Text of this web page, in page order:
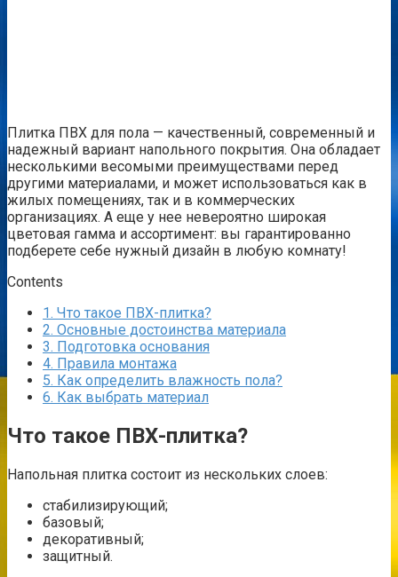
Плитка ПВХ для пола — качественный, современный и
надежный вариант напольного покрытия. Она обладает
несколькими весомыми преимуществами перед
другими материалами, и может использоваться как в
жилых помещениях, так и в коммерческих
организациях. А еще у нее невероятно широкая
цветовая гамма и ассортимент: вы гарантированно
подберете себе нужный дизайн в любую комнату!
Contents
1. Что такое ПВХ-плитка?
2. Основные достоинства материала
3. Подготовка основания
4. Правила монтажа
5. Как определить влажность пола?
6. Как выбрать материал
Что такое ПВХ-плитка?
Напольная плитка состоит из нескольких слоев:
стабилизирующий;
базовый;
декоративный;
защитный.